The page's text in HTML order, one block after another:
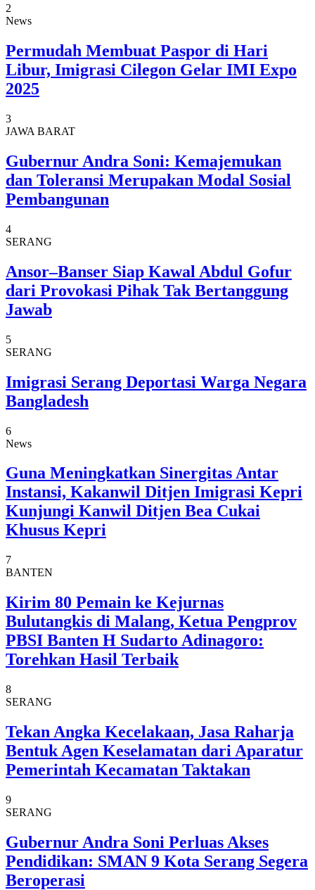
2
News
Permudah Membuat Paspor di Hari
Libur, Imigrasi Cilegon Gelar IMI Expo
2025
3
JAWA BARAT
Gubernur Andra Soni: Kemajemukan
dan Toleransi Merupakan Modal Sosial
Pembangunan
4
SERANG
Ansor–Banser Siap Kawal Abdul Gofur
dari Provokasi Pihak Tak Bertanggung
Jawab
5
SERANG
Imigrasi Serang Deportasi Warga Negara
Bangladesh
6
News
Guna Meningkatkan Sinergitas Antar
Instansi, Kakanwil Ditjen Imigrasi Kepri
Kunjungi Kanwil Ditjen Bea Cukai
Khusus Kepri
7
BANTEN
Kirim 80 Pemain ke Kejurnas
Bulutangkis di Malang, Ketua Pengprov
PBSI Banten H Sudarto Adinagoro:
Torehkan Hasil Terbaik
8
SERANG
Tekan Angka Kecelakaan, Jasa Raharja
Bentuk Agen Keselamatan dari Aparatur
Pemerintah Kecamatan Taktakan
9
SERANG
Gubernur Andra Soni Perluas Akses
Pendidikan: SMAN 9 Kota Serang Segera
Beroperasi